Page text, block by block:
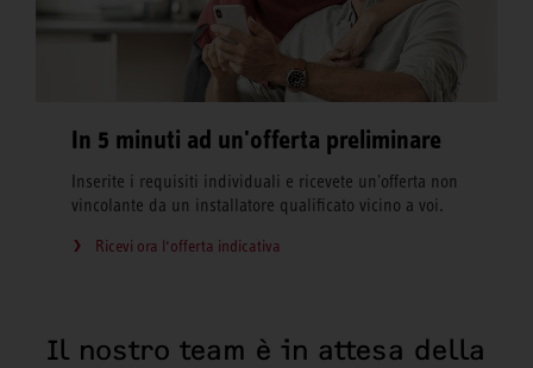
In 5 minuti ad un'offerta preliminare
Inserite i requisiti individuali e ricevete un'offerta non
vincolante da un installatore qualificato vicino a voi.
Ricevi ora l‘offerta indicativa
Il nostro team è in attesa della